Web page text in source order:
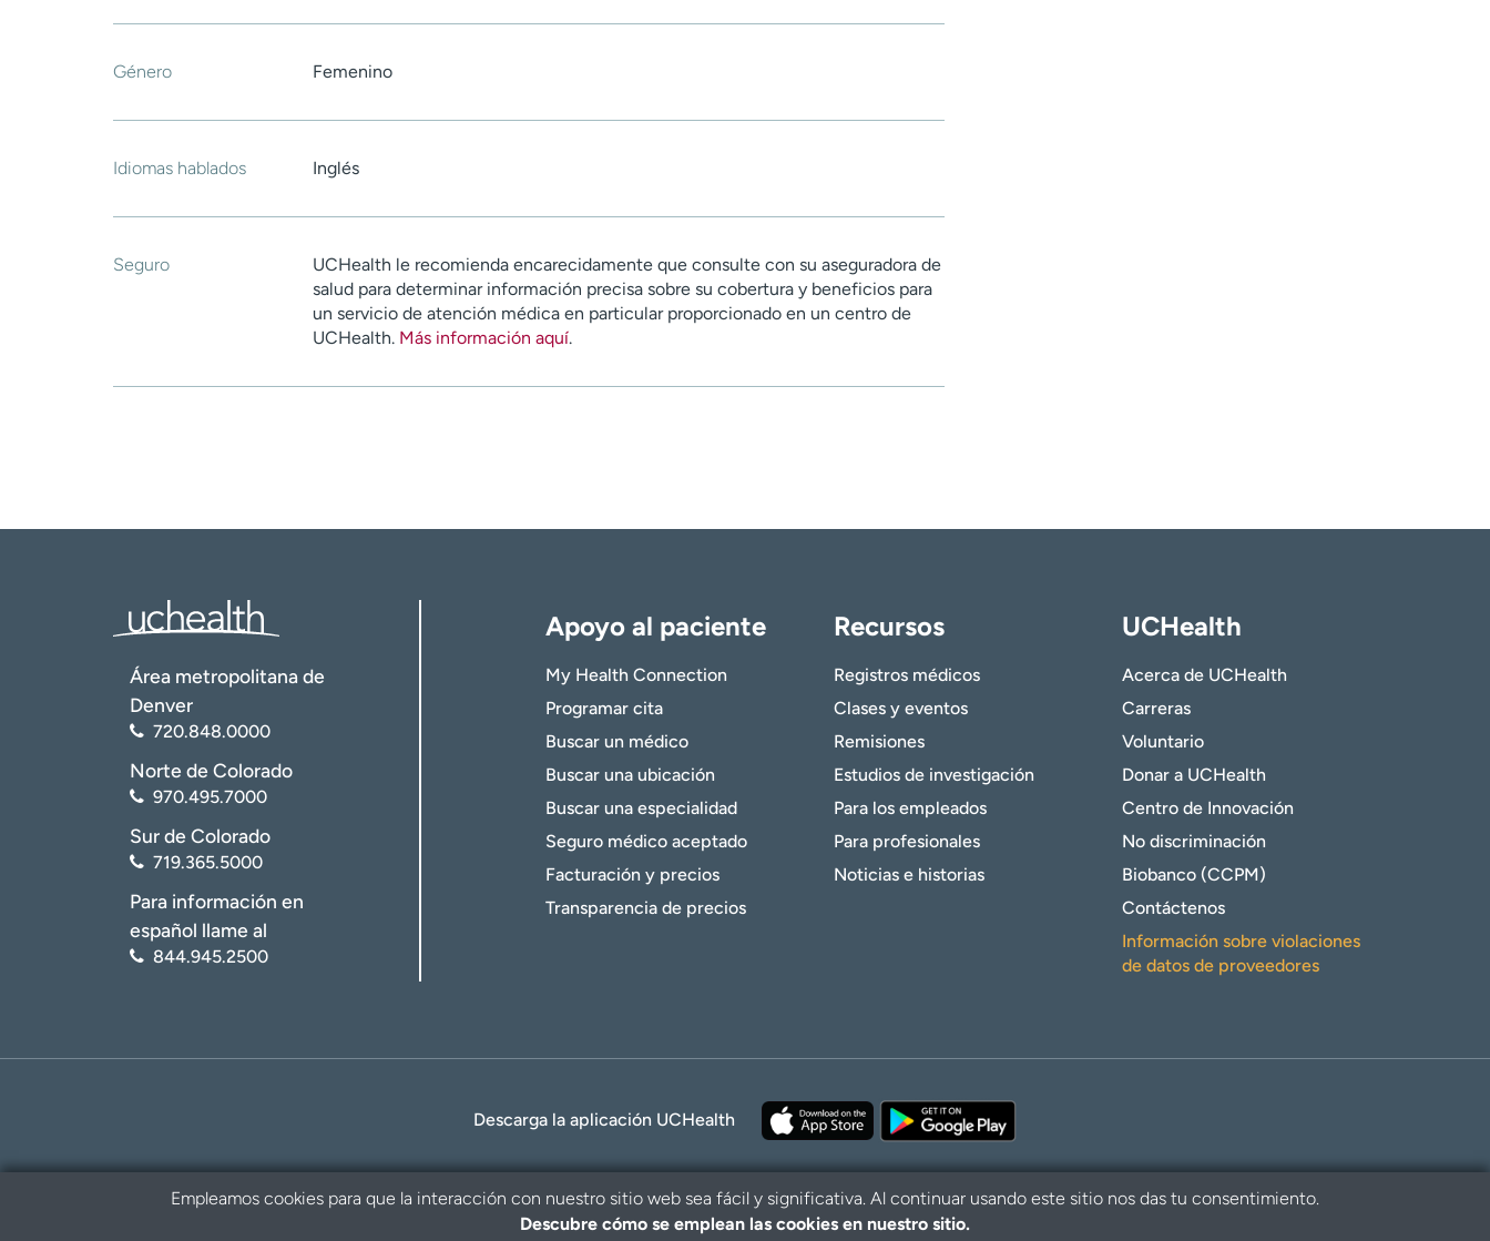
Género Femenino
Idiomas hablados Inglés
Seguro
UCHealth le recomienda encarecidamente que consulte con su aseguradora de
salud para determinar información precisa sobre su cobertura y beneficios para
un servicio de atención médica en particular proporcionado en un centro de
UCHealth. Más información aquí.
Área metropolitana de
Denver
720.848.0000
Norte de Colorado
970.495.7000
Sur de Colorado
719.365.5000
Para información en
español llame al
844.945.2500
Apoyo al paciente
My Health Connection
Programar cita
Buscar un médico
Buscar una ubicación
Buscar una especialidad
Seguro médico aceptado
Facturación y precios
Transparencia de precios
Recursos
Registros médicos
Clases y eventos
Remisiones
Estudios de investigación
Para los empleados
Para profesionales
Noticias e historias
UCHealth
Acerca de UCHealth
Carreras
Voluntario
Donar a UCHealth
Centro de Innovación
No discriminación
Biobanco (CCPM)
Contáctenos
Información sobre violaciones
de datos de proveedores
Descarga la aplicación UCHealth
Empleamos cookies para que la interacción con nuestro sitio web sea fácil y significativa. Al continuar usando este sitio nos das tu consentimiento.
Descubre cómo se emplean las cookies en nuestro sitio.